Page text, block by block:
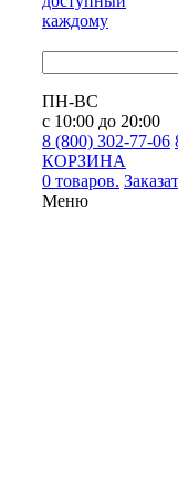
каждому
ПН-ВС
с 10:00 до 20:00
8 (800) 302-77-06
КОРЗИНА
0 товаров.
Меню